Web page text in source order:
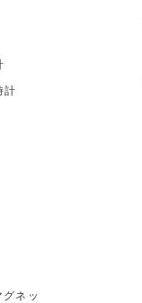
計
ネッ